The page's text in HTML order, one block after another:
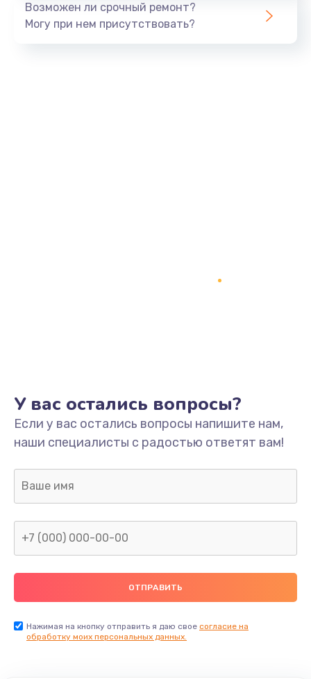
820 руб.
Ремонт кнопки
550 руб.
Заказать
370 руб.
Заказать
Замена датчиков
580 руб.
Заказать
Комплексная чистка
Возможен ли срочный ремонт?
Могу при нем присутствовать?
У вас остались вопросы?
Если у вас остались вопросы напишите нам,
наши специалисты с радостью ответят вам!
Нажимая на кнопку отправить я даю свое согласие на
обработку моих персональных данных.